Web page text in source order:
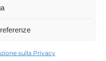
sulla Privacy